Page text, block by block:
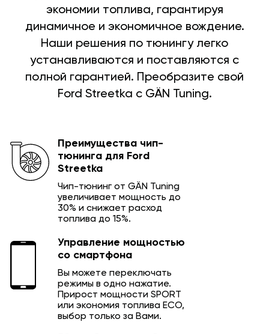
экономии топлива, гарантируя
динамичное и экономичное вождение.
Наши решения по тюнингу легко
устанавливаются и поставляются с
полной гарантией. Преобразите свой
Ford Streetka с GÄN Tuning.
Преимущества чип-
тюнинга для Ford
Streetka
Чип-тюнинг от GÄN Tuning
увеличивает мощность до
30% и снижает расход
топлива до 15%.
Управление мощностью
со смартфона
Вы можете переключать
режимы в одно нажатие.
Прирост мощности SPORT
или экономия топлива ECO,
выбор только за Вами.